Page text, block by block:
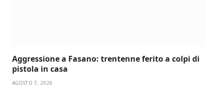
Aggressione a Fasano: trentenne ferito a colpi di
pistola in casa
AGOSTO 7, 2026